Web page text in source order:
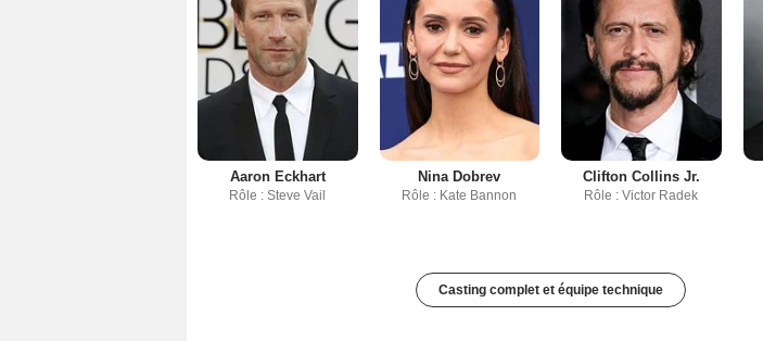
Aaron Eckhart
Rôle : Steve Vail
Nina Dobrev
Rôle : Kate Bannon
Clifton Collins Jr.
Rôle : Victor Radek
Casting complet et équipe technique